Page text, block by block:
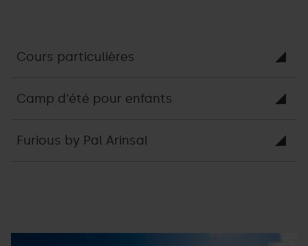
Cours particulières
Camp d'été pour enfants
Furious by Pal Arinsal